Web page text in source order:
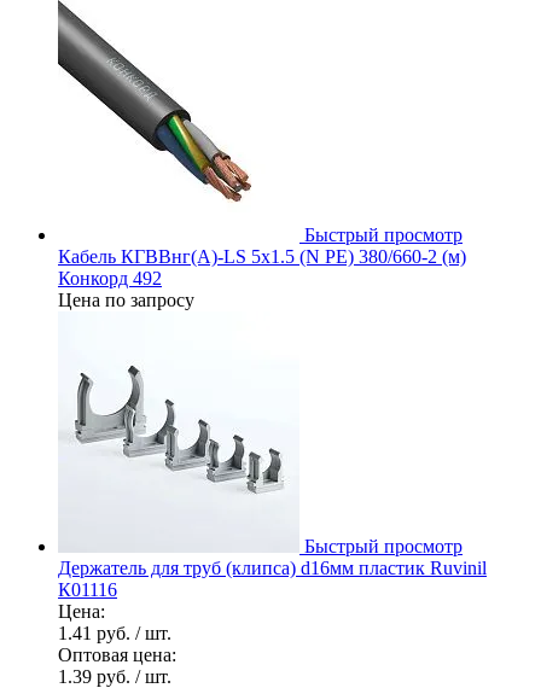
Быстрый просмотр
Кабель КГВВнг(А)-LS 5х1.5 (N PE) 380/660-2 (м)
Конкорд 492
Цена по запросу
Быстрый просмотр
Держатель для труб (клипса) d16мм пластик Ruvinil
К01116
Цена:
1.41 руб. / шт.
Оптовая цена:
1.39 руб. / шт.